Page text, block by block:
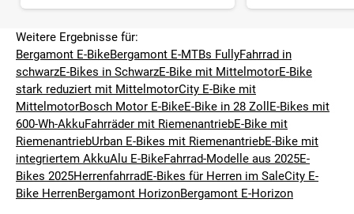
Weitere Ergebnisse für:
Bergamont E-BikeBergamont E-MTBs FullyFahrrad in
schwarzE-Bikes in SchwarzE-Bike mit MittelmotorE-Bike
stark reduziert mit MittelmotorCity E-Bike mit
MittelmotorBosch Motor E-BikeE-Bike in 28 Zoll E-Bikes mit
600-Wh-AkkuFahrräder mit RiemenantriebE-Bike mit
RiemenantriebUrban E-Bikes mit RiemenantriebE-Bike mit
integriertem AkkuAlu E-BikeFahrrad-Modelle aus 2025E-
Bikes 2025HerrenfahrradE-Bikes für Herren im SaleCity E-
Bike HerrenBergamont HorizonBergamont E-Horizon